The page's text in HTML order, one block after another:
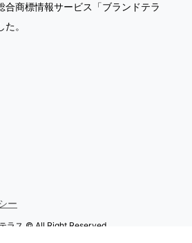
合商標情報サービス「ブランドテラ
。
ー
ラス © All Right Reserved.